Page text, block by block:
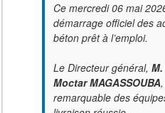
Ce mercredi 06 mai
démarrage officiel des
béton prêt à l’emploi.
Le Directeur général,
Moctar MAGASSOUBA
remarquable des